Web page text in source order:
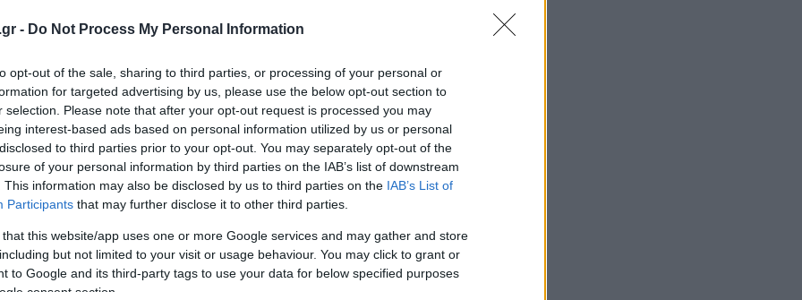
- Do Not Process My Personal Information
opt-out of the sale, sharing to third parties, or processing of your personal or
for targeted advertising by us, please use the below opt-out section to
selection. Please note that after your opt-out request is processed you may
interest-based ads based on personal information utilized by us or personal
to third parties prior to your opt-out. You may separately opt-out of the
of your personal information by third parties on the IAB’s list of downstream
This information may also be disclosed by us to third parties on the IAB’s List of
Participants that may further disclose it to other third parties.
that this website/app uses one or more Google services and may gather and store
but not limited to your visit or usage behaviour. You may click to grant or
to Google and its third-party tags to use your data for below specified purposes
consent section.
ΤΕΧΝΟΛΟΓΙΑ 10/07/2026 14:00
του δικτύου κινητής φέρνει
μετρήσιμα αποτελέσματα
ΟΙΚΟΝΟΜΙΑ 03/07/2026 14:12
για την αναβάθμιση των
φρεγατών τύπου ΜΕΚΟ